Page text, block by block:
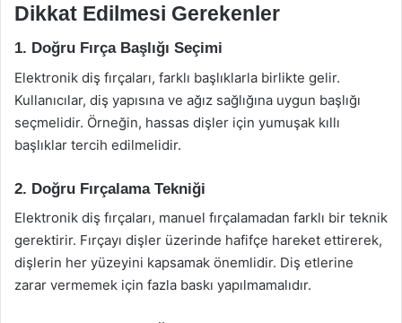
Dikkat Edilmesi Gerekenler
1. Doğru Fırça Başlığı Seçimi
Elektronik diş fırçaları, farklı başlıklarla birlikte gelir.
Kullanıcılar, diş yapısına ve ağız sağlığına uygun başlığı
seçmelidir. Örneğin, hassas dişler için yumuşak kıllı
başlıklar tercih edilmelidir.
2. Doğru Fırçalama Tekniği
Elektronik diş fırçaları, manuel fırçalamadan farklı bir teknik
gerektirir. Fırçayı dişler üzerinde hafifçe hareket ettirerek,
dişlerin her yüzeyini kapsamak önemlidir. Diş etlerine
zarar vermemek için fazla baskı yapılmamalıdır.